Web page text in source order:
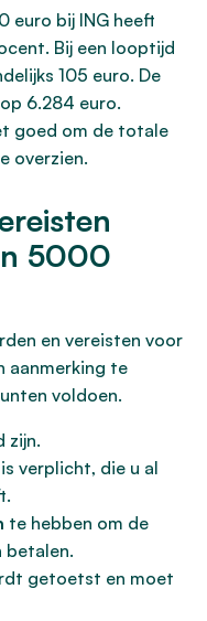
euro bij ING heeft
Bij een looptijd
105 euro. De
6.284 euro.
goed om de totale
overzien.
5000
en vereisten voor
aanmerking te
voldoen.
zijn.
is verplicht, die u al
te hebben om de
betalen.
getoetst en moet